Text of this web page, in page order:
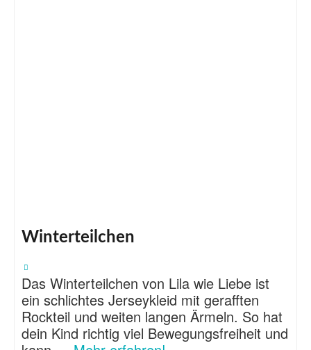
Winterteilchen
Das Winterteilchen von Lila wie Liebe ist
ein schlichtes Jerseykleid mit gerafften
Rockteil und weiten langen Ärmeln. So hat
dein Kind richtig viel Bewegungsfreiheit und